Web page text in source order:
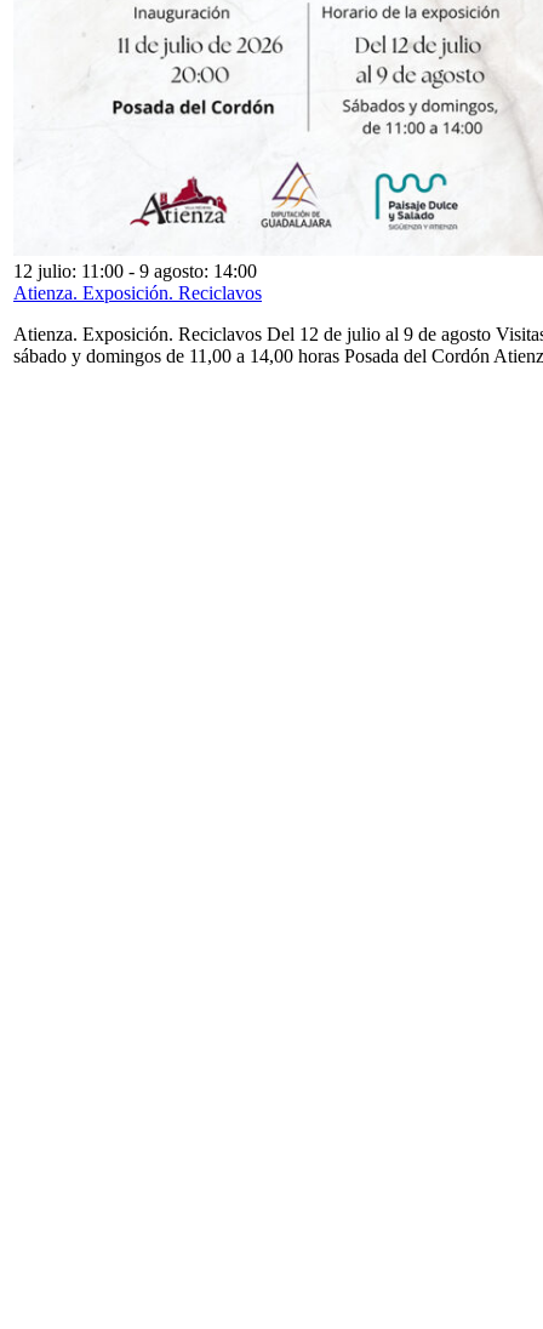
12 julio: 11:00 - 9 agosto: 14:00
Atienza. Exposición. Reciclavos
Atienza. Exposición. Reciclavos Del 12 de julio al 9 de agosto
sábado y domingos de 11,00 a 14,00 horas Posada del Cordón